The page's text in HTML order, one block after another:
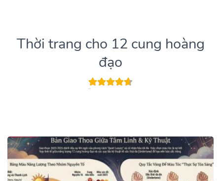
Thời trang cho 12 cung hoàng
đạo